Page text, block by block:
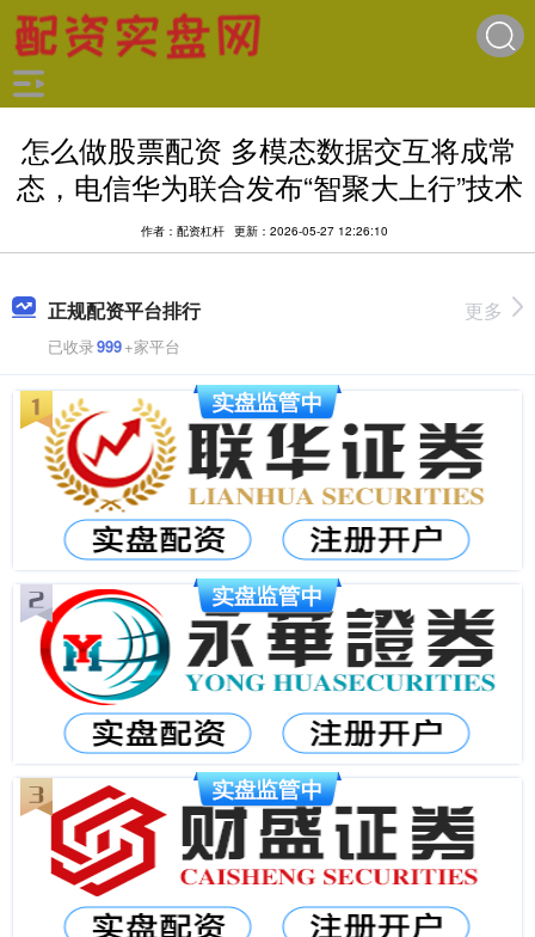
怎么做股票配资 多模态数据交互将成常
态，电信华为联合发布“智聚大上行”技术
作者：配资杠杆 更新：2026-05-27 12:26:10
正规配资平台排行
已收录999+家平台
更多